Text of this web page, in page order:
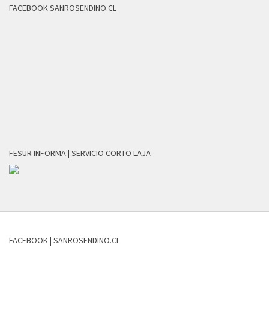
FACEBOOK SANROSENDINO.CL
FESUR INFORMA | SERVICIO CORTO LAJA
FACEBOOK | SANROSENDINO.CL